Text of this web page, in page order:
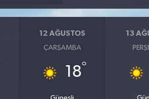
12 AĞUSTOS
ÇARŞAMBA
18°
13